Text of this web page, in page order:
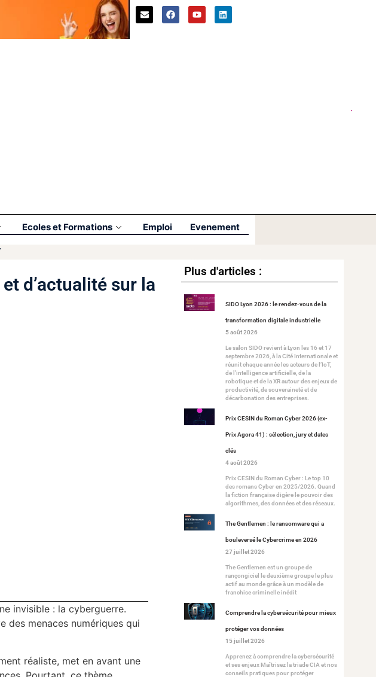
Ecoles et Formations Emploi
Evenement
d’actualité sur la
invisible : la cyberguerre.
des menaces numériques qui
réaliste, met en avant une
Plus d'articles :
SIDO Lyon 2026 : le rendez-vous de la
transformation digitale industrielle
5 août 2026
Le salon SIDO revient à Lyon les 16 et 17
septembre 2026, à la Cité Internationale et
réunit chaque année les acteurs de l’IoT,
de l’intelligence artificielle, de la
robotique et de la XR autour des enjeux de
productivité, de souveraineté et de
décarbonation des entreprises.
Prix CESIN du Roman Cyber 2026 (ex-
Prix Agora 41) : sélection, jury et dates
clés
4 août 2026
Prix CESIN du Roman Cyber : Le top 10
des romans Cyber en 2025/2026. Quand
la fiction française digère le pouvoir des
algorithmes, des données et des réseaux.
The Gentlemen : le ransomware qui a
bouleversé le Cybercrime en 2026
27 juillet 2026
The Gentlemen est un groupe de
rançongiciel le deuxième groupe le plus
actif au monde grâce à un modèle de
franchise criminelle inédit
Comprendre la cybersécurité pour mieux
protéger vos données
15 juillet 2026
Apprenez à comprendre la cybersécurité
et ses enjeux Maîtrisez la triade CIA et nos
conseils pratiques pour protéger